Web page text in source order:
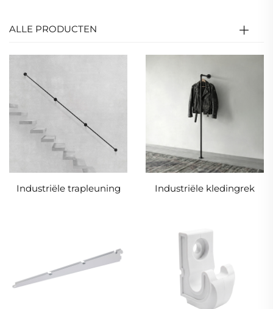
ALLE PRODUCTEN
Industriële trapleuning Industriële kledingrek